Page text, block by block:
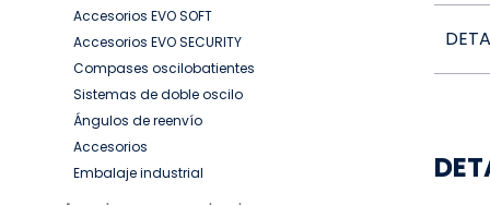
Accesorios EVO SOFT
Accesorios EVO SECURITY
Compases oscilobatientes
Sistemas de doble oscilo
Ángulos de reenvío
Accesorios
Embalaje industrial